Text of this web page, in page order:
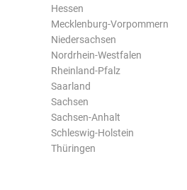
Hessen
Mecklenburg-Vorpommern
Niedersachsen
Nordrhein-Westfalen
Rheinland-Pfalz
Saarland
Sachsen
Sachsen-Anhalt
Schleswig-Holstein
Thüringen